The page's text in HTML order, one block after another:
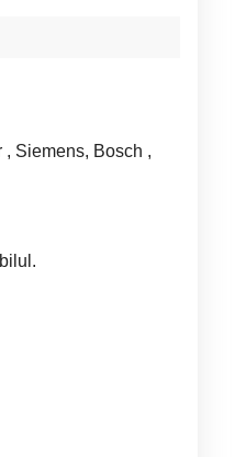
Siemens, Bosch ,